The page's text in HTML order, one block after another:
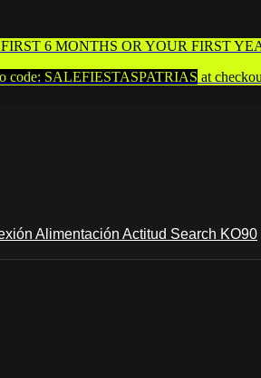
6 MONTHS OR YOUR FIRST
code: SALEFIESTASPATRIAS at
Alimentación Actitud Search KO90